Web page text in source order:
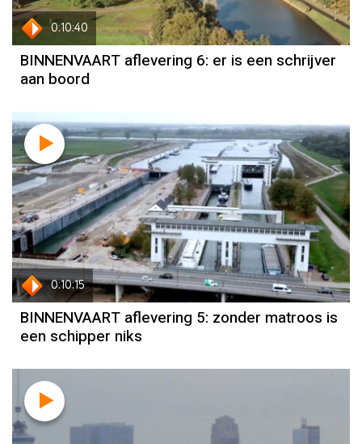
0:10:40
BINNENVAART aflevering 6: er is een schrijver
aan boord
0:10:15
BINNENVAART aflevering 5: zonder matroos is
een schipper niks